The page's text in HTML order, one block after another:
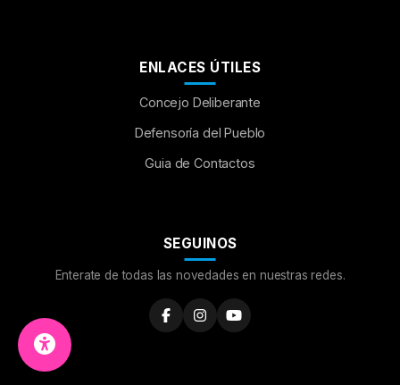
ENLACES ÚTILES
Concejo Deliberante
Defensoría del Pueblo
Guia de Contactos
SEGUINOS
Enterate de todas las novedades en nuestras redes.
Aumentar Fuente
OFF
Leer al pasar el mouse